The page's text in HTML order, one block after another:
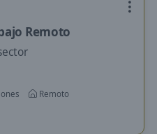
Remoto
Remoto